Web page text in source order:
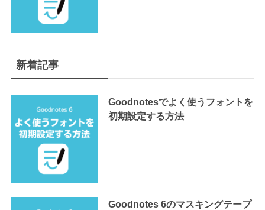
新着記事
Goodnotesでよく使うフォントを
初期設定する方法
Goodnotes 6のマスキングテープ